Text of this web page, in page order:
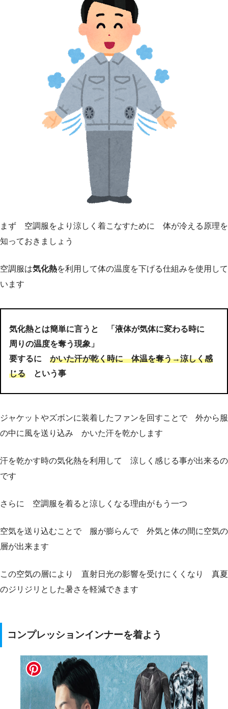
まず 空調服をより涼しく着こなすために 体が冷える原理を
知っておきましょう
空調服は気化熱を利用して体の温度を下げる仕組みを使用して
います
気化熱とは簡単に言うと 「 液体が気体に変わる時に
周りの温度を奪う現象 」
要するに かいた汗が乾く時に 体温を奪う→涼しく感
じる という事
ジャケットやズボンに装着したファンを回すことで 外から服
の中に風を送り込み かいた汗を乾かします
汗を乾かす時の気化熱を利用して 涼しく感じる事が出来るの
です
さらに 空調服を着ると涼しくなる理由がもう一つ
空気を送り込むことで 服が膨らんで 外気と体の間に空気の
層が出来ます
この空気の層により 直射日光の影響を受けにくくなり 真夏
のジリジリとした暑さを軽減できます
コンプレッションインナーを着よう